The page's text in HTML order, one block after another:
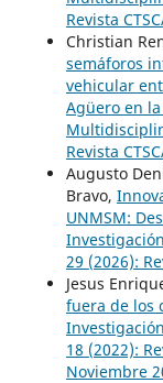
Revista
Christian
semáforos
vehicular
Agüero en
Revista
Augusto
Bravo,
UNMSM:
29 (2026):
Jesus
fuera de los
18 (2022):
Noviembre